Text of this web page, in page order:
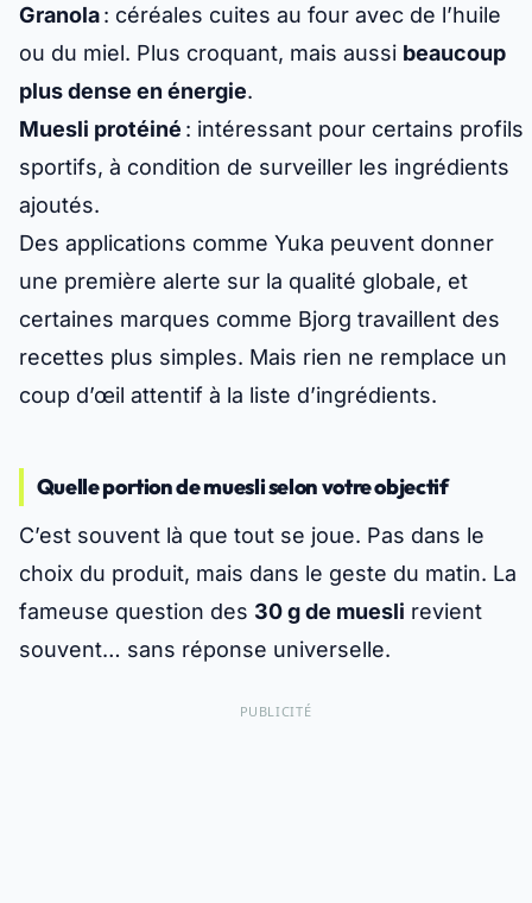
Granola: céréales cuites au four avec de l’huile
ou du miel. Plus croquant, mais aussi beaucoup
plus dense en énergie.
Muesli protéiné : intéressant pour certains profils
sportifs, à condition de surveiller les ingrédients
ajoutés.
Des applications comme Yuka peuvent donner
une première alerte sur la qualité globale, et
certaines marques comme Bjorg travaillent des
recettes plus simples. Mais rien ne remplace un
coup d’œil attentif à la liste d’ingrédients.
Quelle portion de muesli selon votre objectif
C’est souvent là que tout se joue. Pas dans le
choix du produit, mais dans le geste du matin. La
fameuse question des 30 g de muesli revient
souvent… sans réponse universelle.
PUBLICITÉ